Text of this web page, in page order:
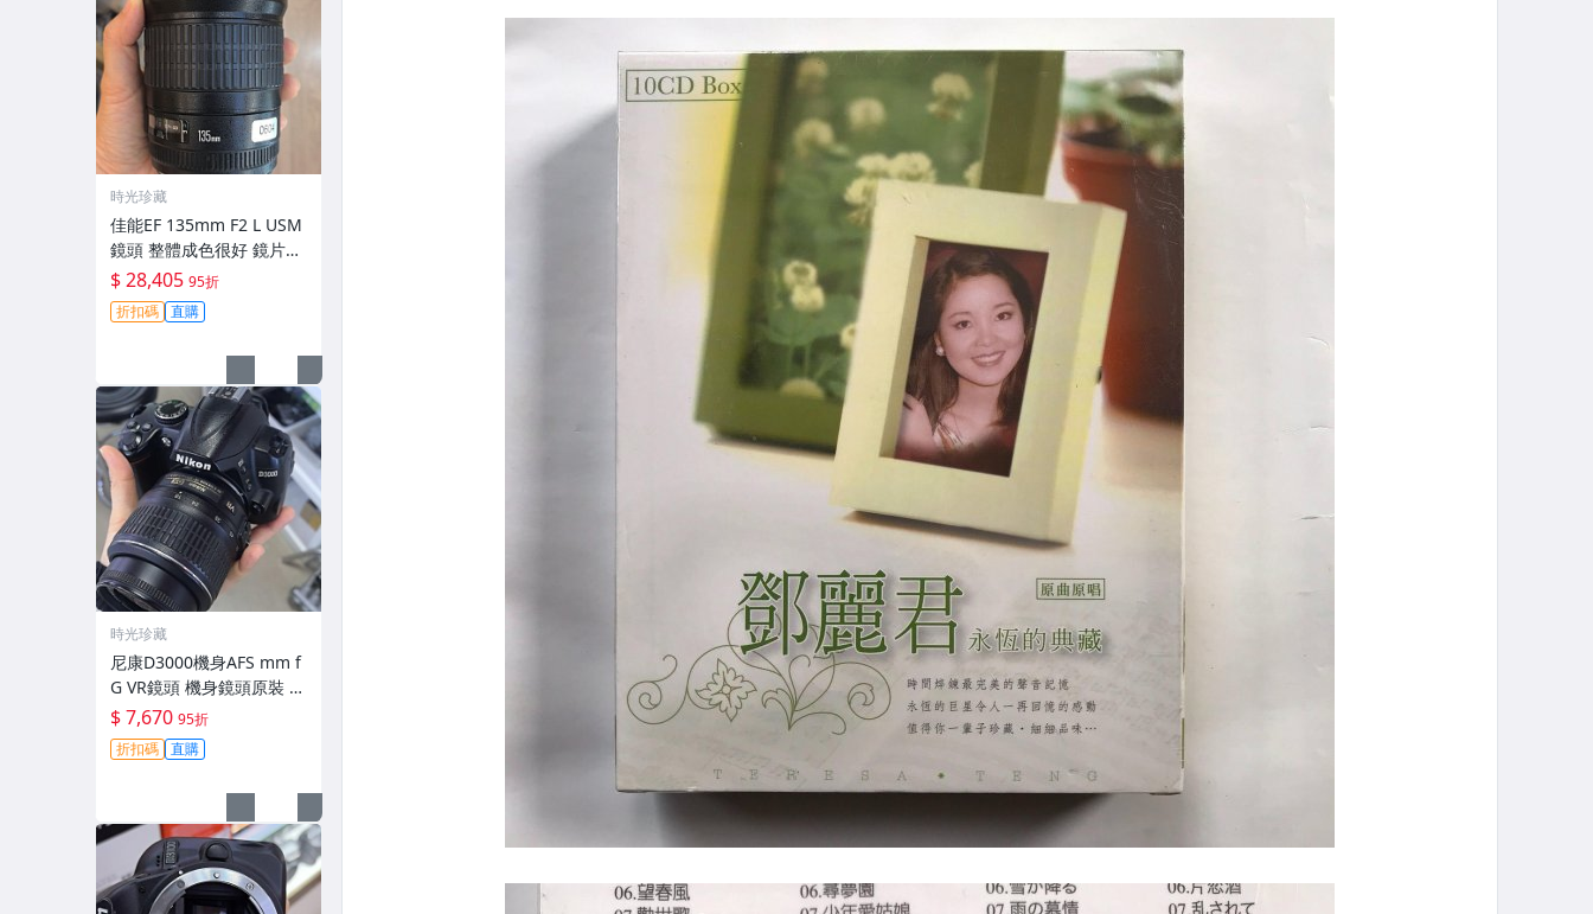
時光珍藏
佳能EF 135mm F2 L USM
鏡頭 整體成色很好 鏡片完
美無劃痕 功能一切正常 無
拆修無-3430
$ 28,405 95折
折扣碼 直購
時光珍藏
尼康D3000機身AFS mm f
G VR鏡頭 機身鏡頭原裝 無
拆修無翻新 有輕微使用痕
跡 鏡頭-3430
$ 7,670 95折
折扣碼 直購